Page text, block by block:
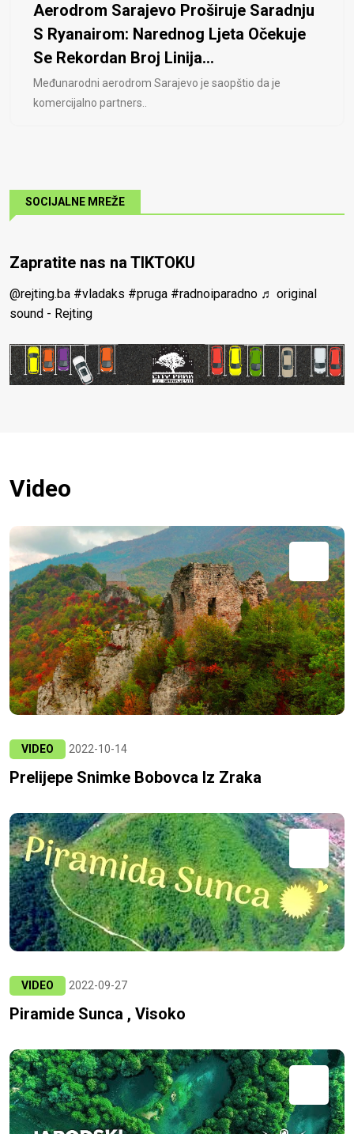
Aerodrom Sarajevo Proširuje Saradnju
S Ryanairom: Narednog Ljeta Očekuje
Se Rekordan Broj Linija...
Međunarodni aerodrom Sarajevo je saopštio da je
komercijalno partners..
SOCIJALNE MREŽE
Zapratite nas na TIKTOKU
@rejting.ba #vladaks #pruga #radnoiparadno ♬ original
sound - Rejting
Video
VIDEO 2022-10-14
Prelijepe Snimke Bobovca Iz Zraka
VIDEO 2022-09-27
Piramide Sunca , Visoko